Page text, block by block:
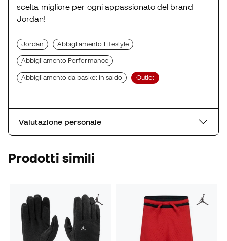
scelta migliore per ogni appassionato del brand
Jordan!
Jordan Abbigliamento Lifestyle
Abbigliamento Performance
Abbigliamento da basket in saldo Outlet
Valutazione personale
Prodotti simili